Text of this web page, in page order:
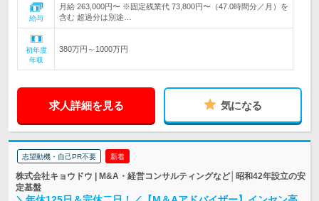
給与
月給 263,000円〜 ※固定残業代 73,800円〜（47.0時間分／月）を
含む 超過分は別途…
初年度
年収
380万円～1000万円
求人詳細を見る 気になる
志望動機・自己PR不要 新着
株式会社キョウドウ | M&A・経営コンサルティングなど│昭和42年設立の安
定基盤